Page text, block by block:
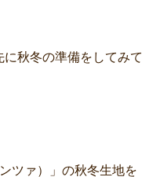
秋冬の準備をしてみて
ツァ）」の秋冬生地を